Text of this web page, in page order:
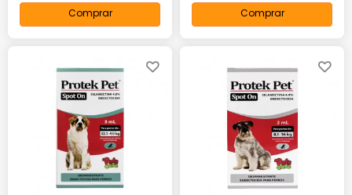
Comprar Comprar